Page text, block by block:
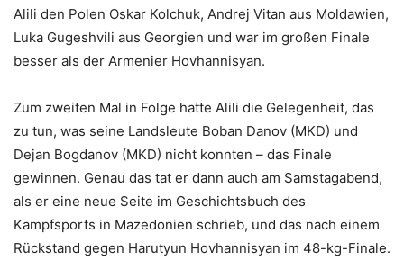
Alili den Polen Oskar Kolchuk, Andrej Vitan aus Moldawien,
Luka Gugeshvili aus Georgien und war im großen Finale
besser als der Armenier Hovhannisyan.
Zum zweiten Mal in Folge hatte Alili die Gelegenheit, das
zu tun, was seine Landsleute Boban Danov (MKD) und
Dejan Bogdanov (MKD) nicht konnten – das Finale
gewinnen. Genau das tat er dann auch am Samstagabend,
als er eine neue Seite im Geschichtsbuch des
Kampfsports in Mazedonien schrieb, und das nach einem
Rückstand gegen Harutyun Hovhannisyan im 48-kg-Finale.